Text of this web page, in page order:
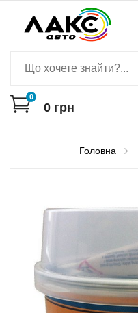
0
0 грн
Головна